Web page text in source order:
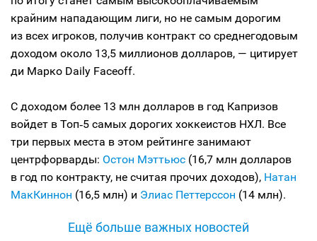
крайним нападающим лиги, но не самым дорогим
из всех игроков, получив контракт со среднегодовым
доходом около 13,5 миллионов долларов, — цитирует
ди Марко Daily Faceoff.
С доходом более 13 млн долларов в год Капризов
войдет в Топ‑5 самых дорогих хоккеистов НХЛ. Все
три первых места в этом рейтинге занимают
центрфорварды: Остон Мэттьюс (16,7 млн долларов
в год по контракту, не считая прочих доходов), Натан
МакКиннон (16,5 млн) и Элиас Петтерссон (14 млн).
Ещё больше важных новостей